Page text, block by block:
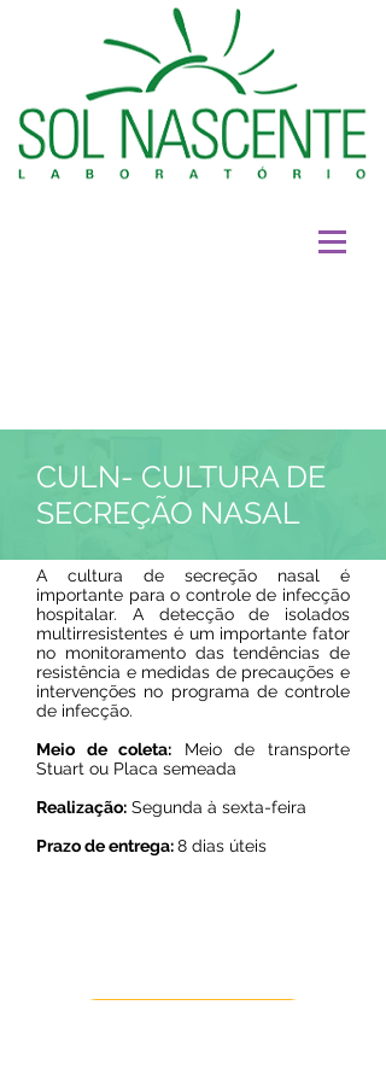
CULN- CULTURA DE
SECREÇÃO NASAL
A cultura de secreção nasal é
importante para o controle de infecção
hospitalar. A detecção de isolados
multirresistentes é um importante fator
no monitoramento das tendências de
resistência e medidas de precauções e
intervenções no programa de controle
de infecção.
Meio de coleta: Meio de transporte
Stuart ou Placa semeada
Realização: Segunda à sexta-feira
Prazo de entrega:8 dias úteis